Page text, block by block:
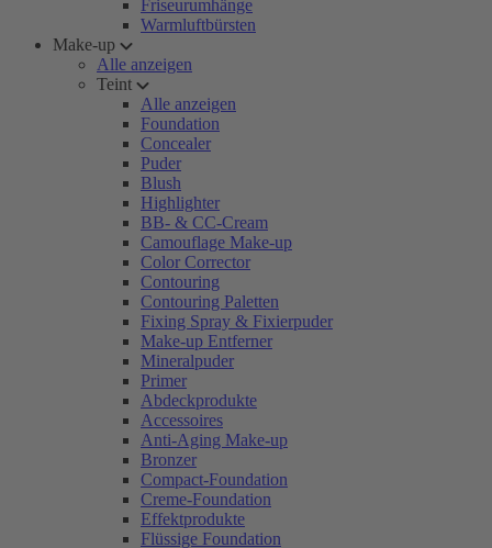
Friseurumhänge
Warmluftbürsten
Make-up
Alle anzeigen
Teint
Alle anzeigen
Foundation
Concealer
Puder
Blush
Highlighter
BB- & CC-Cream
Camouflage Make-up
Color Corrector
Contouring
Contouring Paletten
Fixing Spray & Fixierpuder
Make-up Entferner
Mineralpuder
Primer
Abdeckprodukte
Accessoires
Anti-Aging Make-up
Bronzer
Compact-Foundation
Creme-Foundation
Effektprodukte
Flüssige Foundation